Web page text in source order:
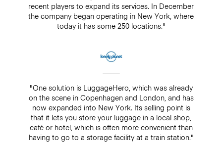
recent players to expand its services. In December
the company began operating in New York, where
today it has some 250 locations."
"One solution is LuggageHero, which was already
on the scene in Copenhagen and London, and has
now expanded into New York. Its selling point is
that it lets you store your luggage in a local shop,
café or hotel, which is often more convenient than
having to go to a storage facility at a train station."